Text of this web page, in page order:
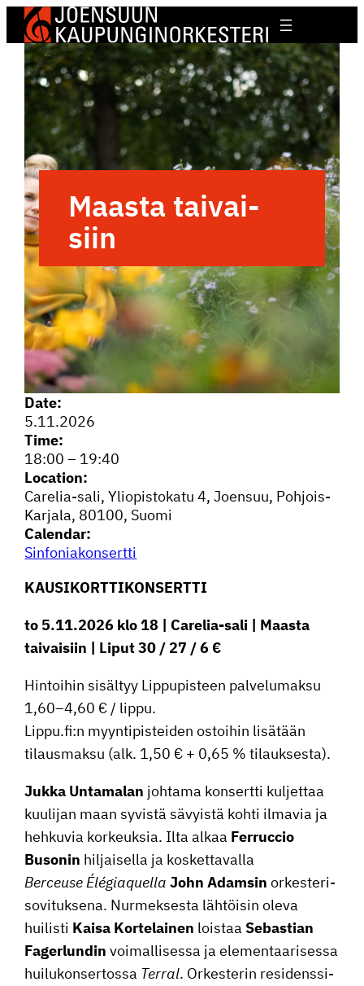
Maasta taivai­
siin
Date:
5.11.2026
Time:
18:00 – 19:40
Location:
Carelia-sali, Yliopis­to­katu 4, Joensuu, Pohjois-
Karjala, 80100, Suomi
Calendar:
Sinfo­nia­kon­sertti
KAUSI­KORT­TI­KON­SERTTI
to 5.11.2026 klo 18 | Carelia-sali | Maasta
taivai­siin | Liput 30 / 27 / 6 €
Hintoihin sisältyy Lippu­pis­teen palve­lu­maksu
1,60–4,60 € / lippu.
Lippu.fi:n myynti­pis­teiden ostoihin lisätään
tilaus­maksu (alk. 1,50 € + 0,65 % tilauksesta).
Jukka Untamalan johtama konsertti kuljettaa
kuulijan maan syvistä sävyistä kohti ilmavia ja
hehkuvia korkeuksia. Ilta alkaa Ferruccio
Busonin hiljai­sella ja koskettavalla
Berceuse Élégiaquella John Adamsin orkes­te­ri­
so­vi­tuk­sena. Nurmek­sesta lähtöisin oleva
huilisti Kaisa Korte­lainen loistaa Sebastian
Fager­lundin voimal­li­sessa ja elementaarisessa
huilu­kon­ser­tossa Terral. Orkes­terin residens­si­